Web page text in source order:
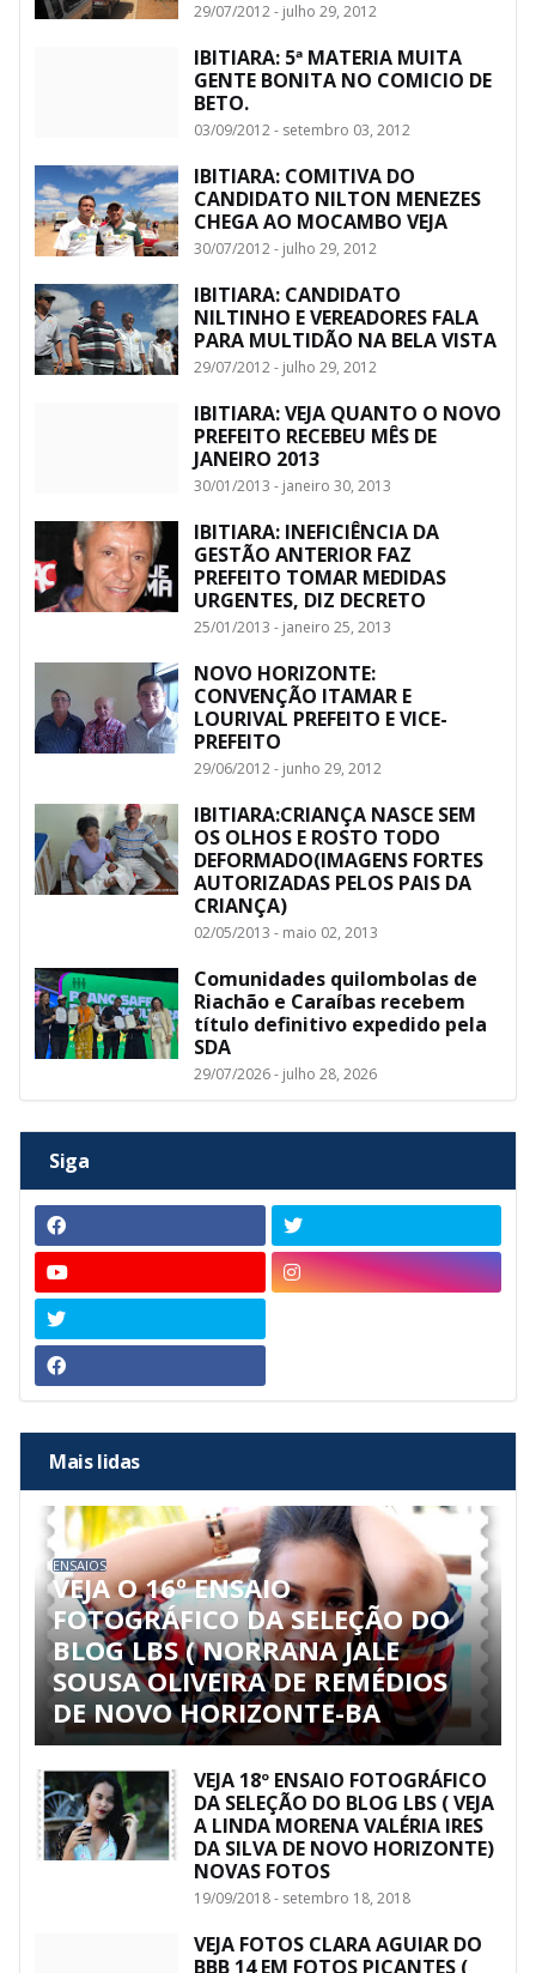
29/07/2012 - julho 29, 2012
IBITIARA: 5ª MATERIA MUITA
GENTE BONITA NO COMICIO DE
BETO.
03/09/2012 - setembro 03, 2012
IBITIARA: COMITIVA DO
CANDIDATO NILTON MENEZES
CHEGA AO MOCAMBO VEJA
30/07/2012 - julho 29, 2012
IBITIARA: CANDIDATO
NILTINHO E VEREADORES FALA
PARA MULTIDÃO NA BELA VISTA
29/07/2012 - julho 29, 2012
IBITIARA: VEJA QUANTO O NOVO
PREFEITO RECEBEU MÊS DE
JANEIRO 2013
30/01/2013 - janeiro 30, 2013
IBITIARA: INEFICIÊNCIA DA
GESTÃO ANTERIOR FAZ
PREFEITO TOMAR MEDIDAS
URGENTES, DIZ DECRETO
25/01/2013 - janeiro 25, 2013
NOVO HORIZONTE:
CONVENÇÃO ITAMAR E
LOURIVAL PREFEITO E VICE-
PREFEITO
29/06/2012 - junho 29, 2012
IBITIARA:CRIANÇA NASCE SEM
OS OLHOS E ROSTO TODO
DEFORMADO(IMAGENS FORTES
AUTORIZADAS PELOS PAIS DA
CRIANÇA)
02/05/2013 - maio 02, 2013
Comunidades quilombolas de
Riachão e Caraíbas recebem
título definitivo expedido pela
SDA
29/07/2026 - julho 28, 2026
Siga
Mais lidas
ENSAIOS
VEJA O 16º ENSAIO
FOTOGRÁFICO DA SELEÇÃO DO
BLOG LBS ( NORRANA JALE
SOUSA OLIVEIRA DE REMÉDIOS
DE NOVO HORIZONTE-BA
VEJA 18º ENSAIO FOTOGRÁFICO
DA SELEÇÃO DO BLOG LBS ( VEJA
A LINDA MORENA VALÉRIA IRES
DA SILVA DE NOVO HORIZONTE)
NOVAS FOTOS
19/09/2018 - setembro 18, 2018
VEJA FOTOS CLARA AGUIAR DO
BBB 14 EM FOTOS PICANTES (